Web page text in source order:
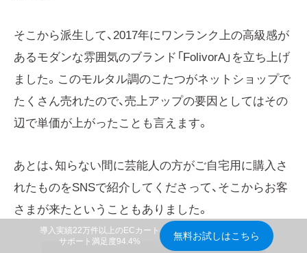
そこから派生して、2017年にワンランク上の高級感が
あるモダンな雰囲気のブランド「FolivorA」を立ち上げ
ました。このモルタル調のこたつがネットショップで
たくさん売れたので、売上アップの要因としてはその
辺で単価が上がったことも言えます。
あとは、知らない間に芸能人の方がご自宅用に購入さ
れたものをSNSで紹介してくださって、そこからお客
さまが来たということもありました。
導入実績22万件以上のECカート
サポート満足度94.4%
無料お試しはこちら